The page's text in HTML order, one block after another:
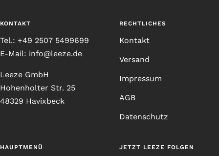
KONTAKT
Tel.: +49 2507 5499699
E-Mail: info@leeze.de
Leeze GmbH
Hohenholter Str. 25
48329 Havixbeck
RECHTLICHES
Kontakt
Versand
Impressum
AGB
Datenschutz
HAUPTMENÜ JETZT LEEZE FOLGEN